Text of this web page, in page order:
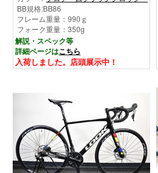
BB規格:BB86
フレーム重量：990ｇ
フォーク重量：350g
解説・スペック等
詳細ページはこちら
入荷しました。店頭展示中！